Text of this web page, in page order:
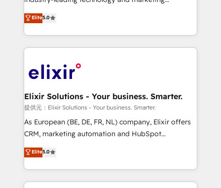
revenue automation 🏢 Real Estate: deal pipelines;
portfolio and lifecycle management 🏭
HIPAA-aware; CASL-compliant; GDPR-ready
implementations where required 💡 Why 500+
built to scale.
consultancy. Our focus is on enterprise and mid-
market B2B companies globally that want a strategic
approach to execute their goals through creative
applications of our solutions; Technical HubSpot
Design, Migrations + Integrations. Mole Street’s
greatness, which is achieved through creating
absolute clarity, derived from a well-defined
strategy, executed well, and reported on with clear
results. The culture is driven by core values; Joy, Grit,
Mindedness, and Clarity. We are driven to win for the
collective good of the company and its clientele, and
Elite5.0
Elixir Solutions - Your business. Smarter.
提供元：Elixir Solutions - Your business. Smarter.
As European (BE, DE, FR, NL) company, Elixir offers
CRM, marketing automation and HubSpot
integration products and services to mid-market
and enterprise customers. We ensure that your sales,
service and marketing department operates in the
most effective way, while at the same time
Elite5.0